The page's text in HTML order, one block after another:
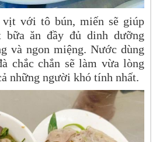
với tô bún, miến sẽ giúp
bữa ăn đầy đủ dinh dưỡng
và ngon miệng. Nước dùng
chắc chắn sẽ làm vừa lòng
những người khó tính nhất.